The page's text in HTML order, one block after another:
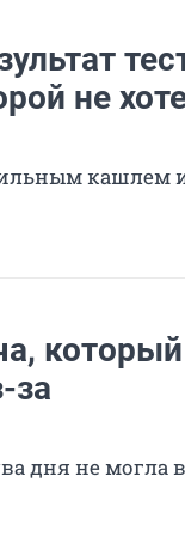
не
кашлем
который
за
дня не могла